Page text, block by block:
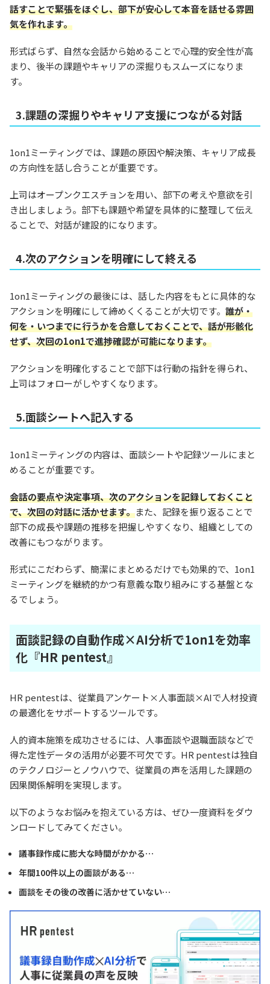
話すことで緊張をほぐし、部下が安心して本音を話せる雰囲
気を作れます。
形式ばらず、自然な会話から始めることで心理的安全性が高
まり、後半の課題やキャリアの深掘りもスムーズになりま
す。
3.課題の深掘りやキャリア支援につながる対話
1on1ミーティングでは、課題の原因や解決策、キャリア成長
の方向性を話し合うことが重要です。
上司はオープンクエスチョンを用い、部下の考えや意欲を引
き出しましょう。部下も課題や希望を具体的に整理して伝え
ることで、対話が建設的になります。
4.次のアクションを明確にして終える
1on1ミーティングの最後には、話した内容をもとに具体的な
アクションを明確にして締めくくることが大切です。 誰が・
何を・いつまでに行うかを合意しておくことで、話が形骸化
せず、次回の1on1で進捗確認が可能になります。
アクションを明確化することで部下は行動の指針を得られ、
上司はフォローがしやすくなります。
5.面談シートへ記入する
1on1ミーティングの内容は、面談シートや記録ツールにまと
めることが重要です。
会話の要点や決定事項、次のアクションを記録しておくこと
で、次回の対話に活かせます。また、記録を振り返ることで
部下の成長や課題の推移を把握しやすくなり、組織としての
改善にもつながります。
形式にこだわらず、簡潔にまとめるだけでも効果的で、1on1
ミーティングを継続的かつ有意義な取り組みにする基盤とな
るでしょう。
面談記録の自動作成×AI分析で1on1を効率
化『HR pentest』
HR pentestは、従業員アンケート×人事面談×AIで人材投資
の最適化をサポートするツールです。
人的資本施策を成功させるには、人事面談や退職面談などで
得た定性データの活用が必要不可欠です。HR pentestは独自
のテクノロジーとノウハウで、従業員の声を活用した課題の
因果関係解明を実現します。
以下のようなお悩みを抱えている方は、ぜひ一度資料をダウ
ンロードしてみてください。
議事録作成に膨大な時間がかかる…
年間100件以上の面談がある…
面談をその後の改善に活かせていない…